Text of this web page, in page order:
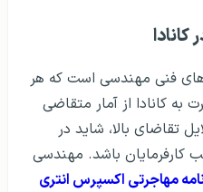
فنی مهندسی است که هر
کانادا از آمار متقاضی
تقاضای بالا، شاید در
کارفرمایان باشد. مهندسی
مهاجرتی اکسپرس انتری